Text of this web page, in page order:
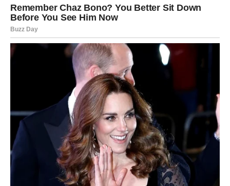
skretanja, nema zaustavljanja – sve ide svojim tokom, i taj
tok vodi ka nečemu što je dugo bilo u pripremi.
Jarac ulazi u fazu u kojoj više ne mora da dokazuje, ne
mora da čeka, ne mora da se bori za ono što mu pripada.
Sve dolazi u pravom trenutku, na pravi način.